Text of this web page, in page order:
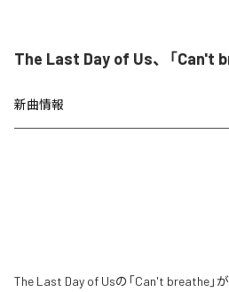
The Last Day of Us、「Can't
新曲情報
The Last Day of Usの「Can't breathe」